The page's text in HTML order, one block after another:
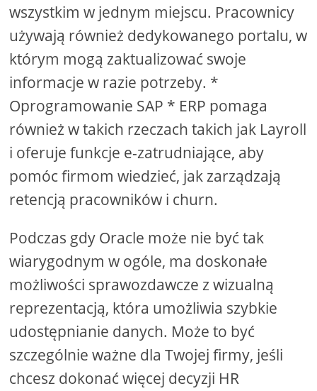
wszystkim w jednym miejscu. Pracownicy
używają również dedykowanego portalu, w
którym mogą zaktualizować swoje
informacje w razie potrzeby. *
Oprogramowanie SAP * ERP pomaga
również w takich rzeczach takich jak Layroll
i oferuje funkcje e-zatrudniające, aby
pomóc firmom wiedzieć, jak zarządzają
retencją pracowników i churn.
Podczas gdy Oracle może nie być tak
wiarygodnym w ogóle, ma doskonałe
możliwości sprawozdawcze z wizualną
reprezentacją, która umożliwia szybkie
udostępnianie danych. Może to być
szczególnie ważne dla Twojej firmy, jeśli
chcesz dokonać więcej decyzji HR